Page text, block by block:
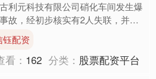
利元科技有限公司硝化车间发生爆
故，经初步核实有2人失联，并有
人受伤被送至邻近的中卫市人民医
。 中卫市人民医院急....
钰配资
看： 162 分类： 股票配资平台